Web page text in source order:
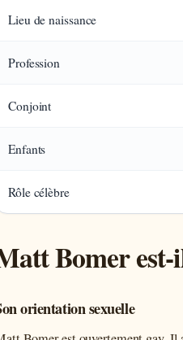
Lieu de naissance
Profession
Conjoint
Enfants
Rôle célèbre
Bomer
orientation sexuelle